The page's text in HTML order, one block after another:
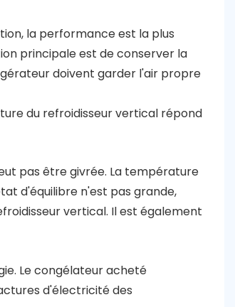
la performance est la plus
principale est de conserver la
doivent garder l'air propre
du refroidisseur vertical répond
pas être givrée. La température
d'équilibre n'est pas grande,
vertical. Il est également
Le congélateur acheté
d'électricité des